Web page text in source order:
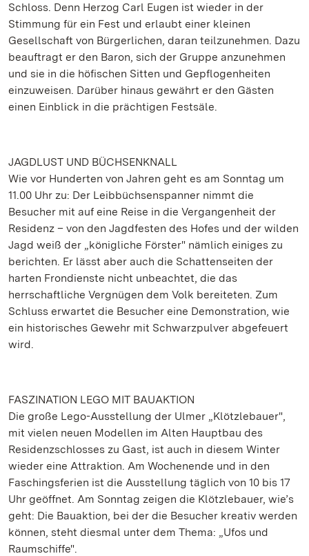
Schloss. Denn Herzog Carl Eugen ist wieder in der
Stimmung für ein Fest und erlaubt einer kleinen
Gesellschaft von Bürgerlichen, daran teilzunehmen. Dazu
beauftragt er den Baron, sich der Gruppe anzunehmen
und sie in die höfischen Sitten und Gepflogenheiten
einzuweisen. Darüber hinaus gewährt er den Gästen
einen Einblick in die prächtigen Festsäle.
JAGDLUST UND BÜCHSENKNALL
Wie vor Hunderten von Jahren geht es am Sonntag um
11.00 Uhr zu: Der Leibbüchsenspanner nimmt die
Besucher mit auf eine Reise in die Vergangenheit der
Residenz – von den Jagdfesten des Hofes und der wilden
Jagd weiß der „königliche Förster" nämlich einiges zu
berichten. Er lässt aber auch die Schattenseiten der
harten Frondienste nicht unbeachtet, die das
herrschaftliche Vergnügen dem Volk bereiteten. Zum
Schluss erwartet die Besucher eine Demonstration, wie
ein historisches Gewehr mit Schwarzpulver abgefeuert
wird.
FASZINATION LEGO MIT BAUAKTION
Die große Lego-Ausstellung der Ulmer „Klötzlebauer",
mit vielen neuen Modellen im Alten Hauptbau des
Residenzschlosses zu Gast, ist auch in diesem Winter
wieder eine Attraktion. Am Wochenende und in den
Faschingsferien ist die Ausstellung täglich von 10 bis 17
Uhr geöffnet. Am Sonntag zeigen die Klötzlebauer, wie’s
geht: Die Bauaktion, bei der die Besucher kreativ werden
können, steht diesmal unter dem Thema: „Ufos und
Raumschiffe".